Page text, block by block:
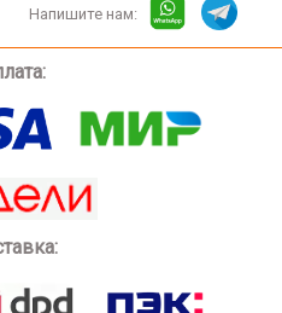
Напишите нам: